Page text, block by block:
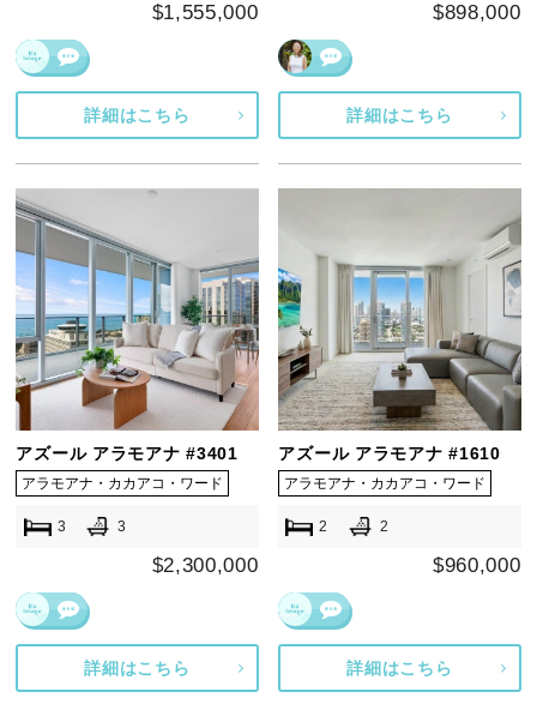
$1,555,000
詳細はこちら
$898,000
詳細はこちら
アズール アラモアナ #3401
アラモアナ・カカアコ・ワード
3 3
$2,300,000
詳細はこちら
アズール アラモアナ #1610
アラモアナ・カカアコ・ワード
2 2
$960,000
詳細はこちら